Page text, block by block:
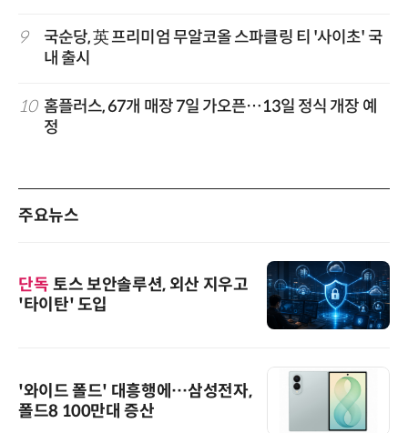
9
국순당, 英 프리미엄 무알코올 스파클링 티 '사이초' 국
내 출시
10 홈플러스, 67개 매장 7일 가오픈…13일 정식 개장 예
정
주요뉴스
단독 토스 보안솔루션, 외산 지우고
'타이탄' 도입
'와이드 폴드' 대흥행에…삼성전자,
폴드8 100만대 증산